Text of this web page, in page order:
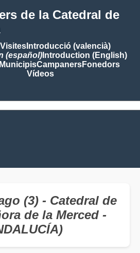
de la Catedral de
VisitesIntroducció (valencià)
(español)Introduction (English)
MunicipisCampanersFonedors
Vídeos
(3) - Catedral de
de la Merced -